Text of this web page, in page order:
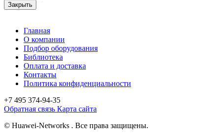
Закрыть
Главная
О компании
Подбор оборудования
Библиотека
Оплата и доставка
Контакты
Политика конфиденциальности
+7 495 374-94-35
Обратная связь Карта сайта
© Huawei-Networks . Все права защищены.